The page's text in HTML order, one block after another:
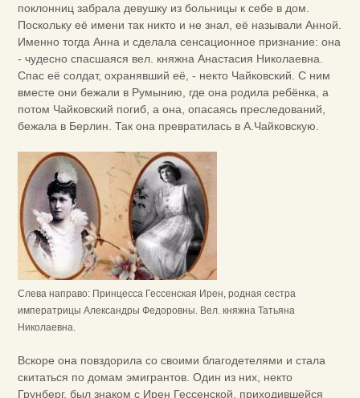
поклонниц забрала девушку из больницы к себе в дом.
Поскольку её имени так никто и не знал, её называли Анной.
Именно тогда Анна и сделала сенсационное признание: она
- чудесно спасшаяся вел. княжна Анастасия Николаевна.
Спас её солдат, охранявший её, - некто Чайковский. С ним
вместе они бежали в Румынию, где она родила ребёнка, а
потом Чайковский погиб, а она, опасаясь преследований,
бежала в Берлин. Так она превратилась в А.Чайковскую.
Слева направо: Принцесса Гессенская Ирен, родная сестра
императрицы Александры Федоровны. Вел. княжна Татьяна
Николаевна.
Вскоре она повздорила со своими благодетелями и стала
скитаться по домам эмигрантов. Один из них, некто
Грунберг, был знаком с Ирен Гессенской, приходившейся